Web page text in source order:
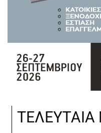
ΤΕΛΕΥΤΑΙΑ